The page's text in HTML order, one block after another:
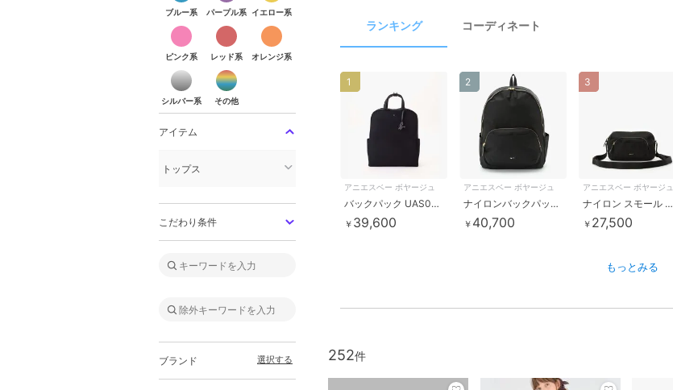
ブルー系 パープル系 イエロー系
ピンク系
ピンク系
レッド系
レッド系
オレンジ系
オレンジ系
シルバー系
シルバー系
その他
その他
アイテム
トップス
こだわり条件
ブランド 選択する
ランキング コーディネート
アニエスベー ボヤージュ
バックパック UAS08-05
￥ 39,600
1
アニエスベー ボヤージュ
ナイロンバックパック”Maron” FT03A-07
￥ 40,700
2
アニエスベー ボヤージュ
ナイロン スモール ショルダーバッグ ”Maron” FT03A-04
￥ 27,500
3
もっとみる
252